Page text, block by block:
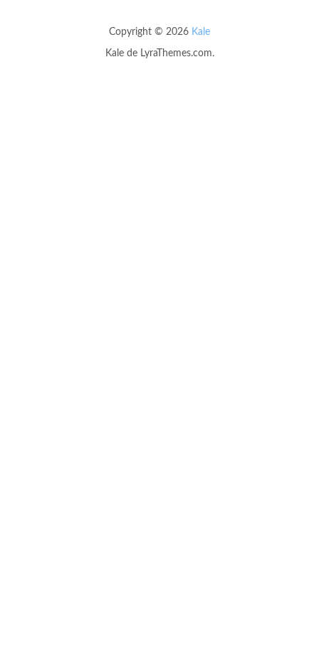
Copyright © 2026 Kale
Kalede LyraThemes.com.